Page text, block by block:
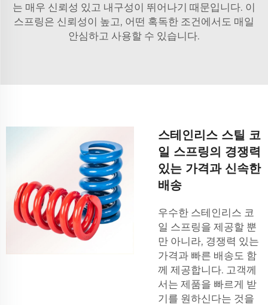
는 매우 신뢰성 있고 내구성이 뛰어나기 때문입니다. 이
스프링은 신뢰성이 높고, 어떤 혹독한 조건에서도 매일
안심하고 사용할 수 있습니다.
스테인리스 스틸 코
일 스프링의 경쟁력
있는 가격과 신속한
배송
우수한 스테인리스 코
일 스프링을 제공할 뿐
만 아니라, 경쟁력 있는
가격과 빠른 배송도 함
께 제공합니다. 고객께
서는 제품을 빠르게 받
기를 원하신다는 것을